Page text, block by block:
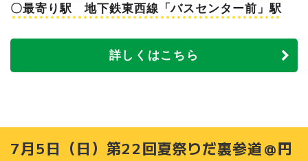
8月8日（土）スイカ割り＠西屯田通公園
8月8日（土）9日（日）第28回円山夏祭り・子供盆踊り大
会＠円山商店街通り
＠苗穂会館南側広場
8月9日（日）タクシーの日ファンフェスタ＠北海道ハイヤ
〇最寄り駅 地下鉄東西線「バスセンター前」駅
詳しくはこちら
7月5日（日）第22回夏祭りだ裏参道＠円